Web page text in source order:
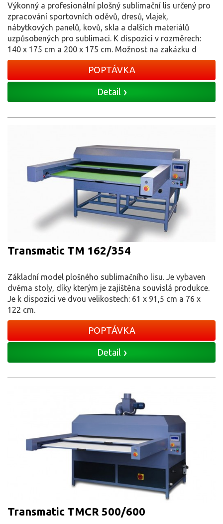
Výkonný a profesionální plošný sublimační lis určený pro
zpracování sportovních oděvů, dresů, vlajek,
nábytkových panelů, kovů, skla a dalších materiálů
uzpůsobených pro sublimaci. K dispozici v rozměrech:
140 x 175 cm a 200 x 175 cm. Možnost na zakázku d
POPTÁVKA
Detail
Transmatic TM 162/354
Základní model plošného sublimačního lisu. Je vybaven
dvěma stoly, díky kterým je zajištěna souvislá produkce.
Je k dispozici ve dvou velikostech: 61 x 91,5 cm a 76 x
122 cm.
POPTÁVKA
Detail
Transmatic TMCR 500/600